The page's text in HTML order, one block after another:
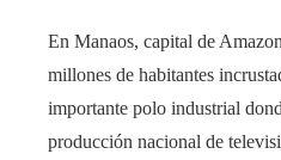
En Manaos, capital de
millones de habitantes
importante polo industrial
producción nacional de